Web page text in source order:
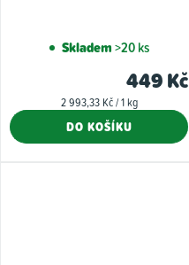
Skladem>20 ks
449 Kč
Měrná
2 993,33 Kč / 1 kg
DO KOŠÍKU